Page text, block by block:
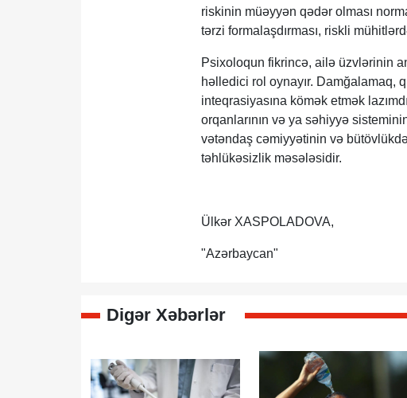
riskinin müəyyən qədər olması
tərzi formalaşdırması, riskli
Psixoloqun fikrincə, ailə üzvlərinin
həlledici rol oynayır. Damğalamaq,
inteqrasiyasına kömək etmək
orqanlarının və ya səhiyyə
vətəndaş cəmiyyətinin və
təhlükəsizlik məsələsidir.
Ülkər XASPOLADOVA,
"Azərbaycan"
Digər Xəbərlər